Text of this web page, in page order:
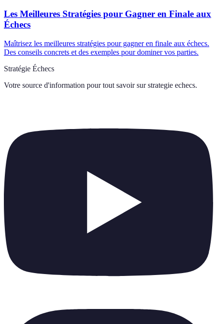
Les Meilleures Stratégies pour Gagner en Finale aux
Échecs
Maîtrisez les meilleures stratégies pour gagner en finale aux échecs.
Des conseils concrets et des exemples pour dominer vos parties.
Stratégie Échecs
Votre source d'information pour tout savoir sur strategie echecs.